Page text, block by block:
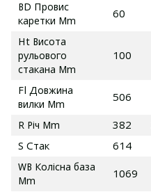
BD Провис
каретки Mm
60
Ht Висота
рульового
стакана Mm
100
Fl Довжина
вилки Mm
506
R Річ Mm 382
S Стак
614
WB Колісна база
Mm
1069